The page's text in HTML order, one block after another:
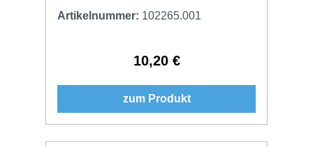
Artikelnummer: 102265.001
Regulärer Preis:
10,20 €
zum Produkt